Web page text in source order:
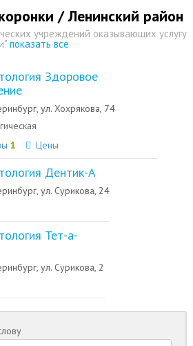
/ Ленинский район
учреждений оказывающих услугу
показать все
Здоровое
ул. Хохрякова, 74
1 Цены
Дентик-А
ул. Сурикова, 24
Тет-а-
ул. Сурикова, 2